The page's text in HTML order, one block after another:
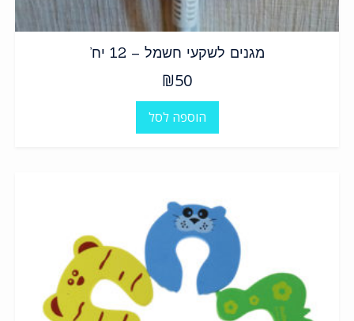
מגנים לשקעי חשמל – 12 יח’
₪50
הוספה לסל